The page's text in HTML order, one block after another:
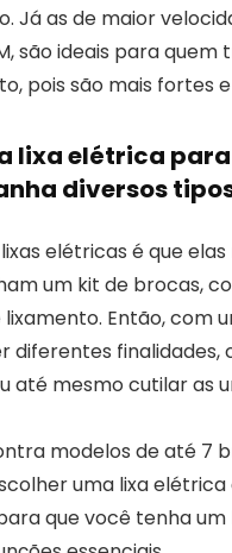
Já as de maior
são ideais para
pois são mais fortes
lixa elétrica
diversos
elétricas é que
um kit de brocas,
Então, com
diferentes finalidades,
até mesmo cutilar as
modelos de até 7
uma lixa
que você tenha